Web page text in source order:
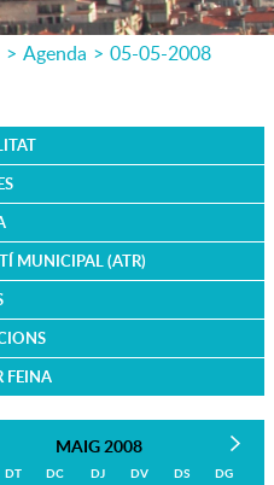
> Agenda > 05-05-2008
MUNICIPAL (ATR)
FEINA
MAIG 2008
DT DC DJ DV DS DG